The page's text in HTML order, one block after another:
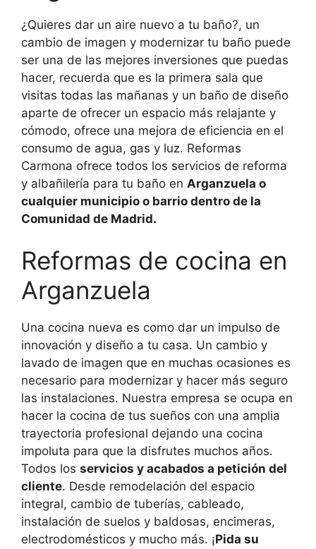
¿Quieres dar un aire nuevo a tu baño?, un
cambio de imagen y modernizar tu baño puede
ser una de las mejores inversiones que puedas
hacer, recuerda que es la primera sala que
visitas todas las mañanas y un baño de diseño
aparte de ofrecer un espacio más relajante y
cómodo, ofrece una mejora de eficiencia en el
consumo de agua, gas y luz. Reformas
Carmona ofrece todos los servicios de reforma
y albañilería para tu baño en Arganzuela o
cualquier municipio o barrio dentro de la
Comunidad de Madrid.
Reformas de cocina en
Arganzuela
Una cocina nueva es como dar un impulso de
innovación y diseño a tu casa. Un cambio y
lavado de imagen que en muchas ocasiones es
necesario para modernizar y hacer más seguro
las instalaciones. Nuestra empresa se ocupa en
hacer la cocina de tus sueños con una amplia
trayectoria profesional dejando una cocina
impoluta para que la disfrutes muchos años.
Todos los servicios y acabados a petición del
cliente. Desde remodelación del espacio
integral, cambio de tuberías, cableado,
instalación de suelos y baldosas, encimeras,
electrodomésticos y mucho más. ¡Pida su